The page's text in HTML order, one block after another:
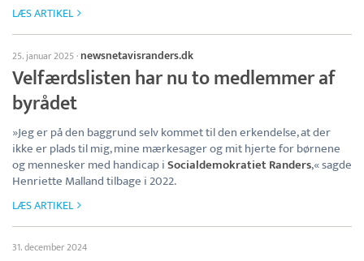
LÆS ARTIKEL
25. januar 2025· newsnetavisranders.dk
Velfærdslisten har nu to medlemmer af
byrådet
»Jeg er på den baggrund selv kommet til den erkendelse, at der
ikke er plads til mig, mine mærkesager og mit hjerte for børnene
og mennesker med handicap iSocialdemokratiet Randers,« sagde
Henriette Malland tilbage i 2022.
LÆS ARTIKEL
31. december 2024